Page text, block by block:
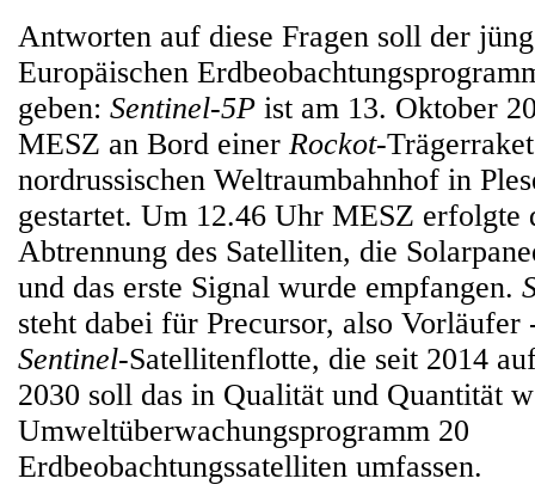
Antworten auf diese Fragen soll der
Europäischen
geben: Sentinel-5P ist am 13. Oktober
MESZ an Bord einer Rockot-
nordrussischen Weltraumbahnhof in
gestartet. Um 12.46 Uhr MESZ erfolgte
Abtrennung des Satelliten, die
und das erste Signal wurde empfangen.
steht dabei für Precursor, also Vorläufer
Sentinel-Satellitenflotte, die seit 2014
2030 soll das in Qualität und Quantität
Umweltüberwachungsprogramm 20
Erdbeobachtungssatelliten umfassen.